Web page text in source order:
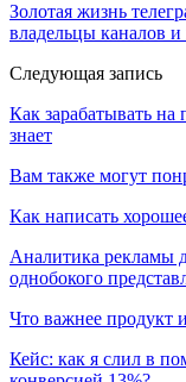
Золотая жизнь
владельцы каналов и
Следующая запись
Как зарабатывать на
знает
Вам также могут
Как написать
Аналитика рекламы
однобокого
Что важнее продукт
Кейс: как я слил в